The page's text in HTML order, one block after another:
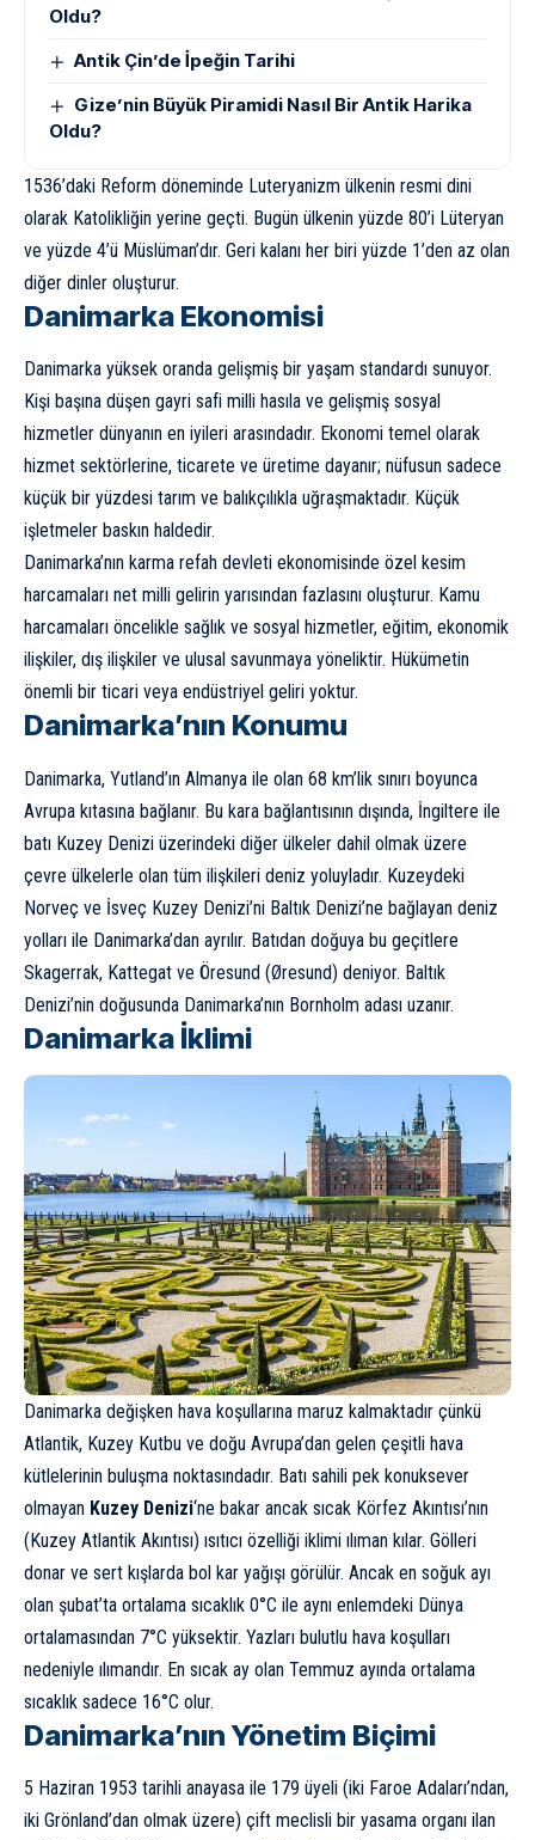
Oldu?
Antik Çin’de İpeğin Tarihi
Gize’nin Büyük Piramidi Nasıl Bir Antik Harika
Oldu?
1536’daki Reform döneminde Luteryanizm ülkenin resmi dini
olarak Katolikliğin yerine geçti. Bugün ülkenin yüzde 80’i Lüteryan
ve yüzde 4’ü Müslüman’dır. Geri kalanı her biri yüzde 1’den az olan
diğer dinler oluşturur.
Danimarka Ekonomisi
Danimarka yüksek oranda gelişmiş bir yaşam standardı sunuyor.
Kişi başına düşen gayri safi milli hasıla ve gelişmiş sosyal
hizmetler dünyanın en iyileri arasındadır. Ekonomi temel olarak
hizmet sektörlerine, ticarete ve üretime dayanır; nüfusun sadece
küçük bir yüzdesi tarım ve balıkçılıkla uğraşmaktadır. Küçük
işletmeler baskın haldedir.
Danimarka’nın karma refah devleti ekonomisinde özel kesim
harcamaları net milli gelirin yarısından fazlasını oluşturur. Kamu
harcamaları öncelikle sağlık ve sosyal hizmetler, eğitim, ekonomik
ilişkiler, dış ilişkiler ve ulusal savunmaya yöneliktir. Hükümetin
önemli bir ticari veya endüstriyel geliri yoktur.
Danimarka’nın Konumu
Danimarka, Yutland’ın Almanya ile olan 68 km’lik sınırı boyunca
Avrupa kıtasına bağlanır. Bu kara bağlantısının dışında, İngiltere ile
batı Kuzey Denizi üzerindeki diğer ülkeler dahil olmak üzere
çevre ülkelerle olan tüm ilişkileri deniz yoluyladır. Kuzeydeki
Norveç ve İsveç Kuzey Denizi’ni Baltık Denizi’ne bağlayan deniz
yolları ile Danimarka’dan ayrılır. Batıdan doğuya bu geçitlere
Skagerrak, Kattegat ve Öresund (Øresund) deniyor. Baltık
Denizi’nin doğusunda Danimarka’nın Bornholm adası uzanır.
Danimarka İklimi
Danimarka değişken hava koşullarına maruz kalmaktadır çünkü
Atlantik, Kuzey Kutbu ve doğu Avrupa’dan gelen çeşitli hava
kütlelerinin buluşma noktasındadır. Batı sahili pek konuksever
olmayan Kuzey Denizi‘ne bakar ancak sıcak Körfez Akıntısı’nın
(Kuzey Atlantik Akıntısı) ısıtıcı özelliği iklimi ılıman kılar. Gölleri
donar ve sert kışlarda bol kar yağışı görülür. Ancak en soğuk ayı
olan şubat’ta ortalama sıcaklık 0°C ile aynı enlemdeki Dünya
ortalamasından 7°C yüksektir. Yazları bulutlu hava koşulları
nedeniyle ılımandır. En sıcak ay olan Temmuz ayında ortalama
sıcaklık sadece 16°C olur.
Danimarka’nın Yönetim Biçimi
5 Haziran 1953 tarihli anayasa ile 179 üyeli (iki Faroe Adaları’ndan,
iki Grönland’dan olmak üzere) çift meclisli bir yasama organı ilan